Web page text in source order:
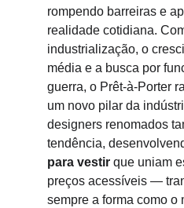
rompendo barreiras e
realidade cotidiana.
industrialização, o
média e a busca por
guerra, o Prêt-à-Porter
um novo pilar da
designers renomados
tendência,
para vestir que uniam
preços acessíveis —
sempre a forma como o